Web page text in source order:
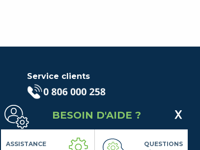
Service clients
appel local)
Lundi au Vendredi de 9h à 18h
Contactez-Nous
Suivez-nous
BESOIN D'AIDE ?
ASSISTANCE
QUESTIONS